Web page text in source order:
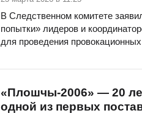
В Следственном комитете
попытки» лидеров и
для проведения
«Плошчы-2006» — 20
одной из первых